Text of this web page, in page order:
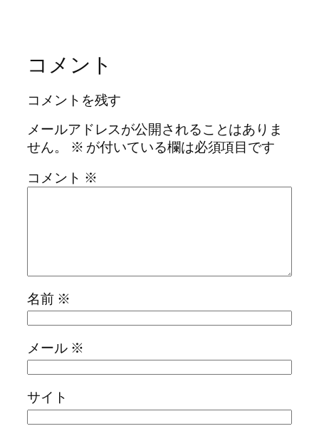
コメント
コメントを残す
メールアドレスが公開されることはありま
せん。
※ が付いている欄は必須項目です
コメント ※
名前 ※
メール ※
サイト